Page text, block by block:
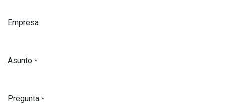
Empresa
Asunto *
Pregunta *